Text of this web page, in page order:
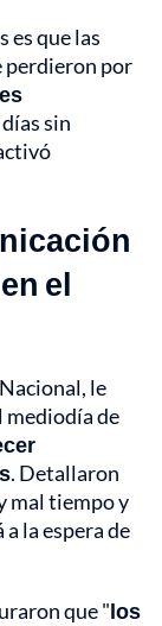
es que las
perdieron por
sin
el
le
mediodía de
. Detallaron
mal tiempo y
la espera de
que "los